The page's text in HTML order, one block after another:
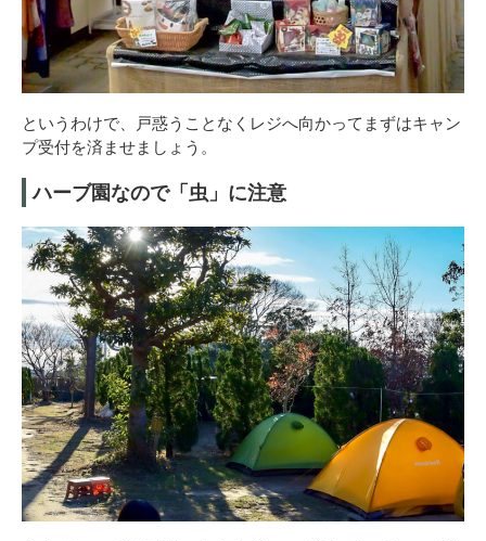
というわけで、戸惑うことなくレジへ向かってまずはキャン
プ受付を済ませましょう。
ハーブ園なので「虫」に注意